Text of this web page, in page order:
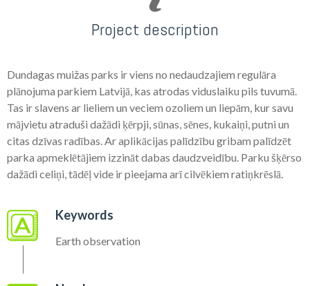
Project description
Dundagas muižas parks ir viens no nedaudzajiem regulāra
plānojuma parkiem Latvijā, kas atrodas viduslaiku pils tuvumā.
Tas ir slavens ar lieliem un veciem ozoliem un liepām, kur savu
mājvietu atraduši dažādi ķērpji, sūnas, sēnes, kukaiņi, putni un
citas dzīvas radības. Ar aplikācijas palīdzību gribam palīdzēt
parka apmeklētājiem izzināt dabas daudzveidību. Parku šķērso
dažādi celiņi, tādēļ vide ir pieejama arī cilvēkiem ratiņkrēslā.
Keywords
Earth observation